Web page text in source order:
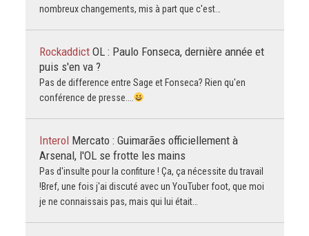
nombreux changements, mis à part que c'est…
Rockaddict OL : Paulo Fonseca, dernière année et
puis s'en va ?
Pas de difference entre Sage et Fonseca? Rien qu'en
conférence de presse....
Interol Mercato : Guimarães officiellement à
Arsenal, l'OL se frotte les mains
Pas d'insulte pour la confiture ! Ça, ça nécessite du travail
!Bref, une fois j'ai discuté avec un YouTuber foot, que moi
je ne connaissais pas, mais qui lui était…